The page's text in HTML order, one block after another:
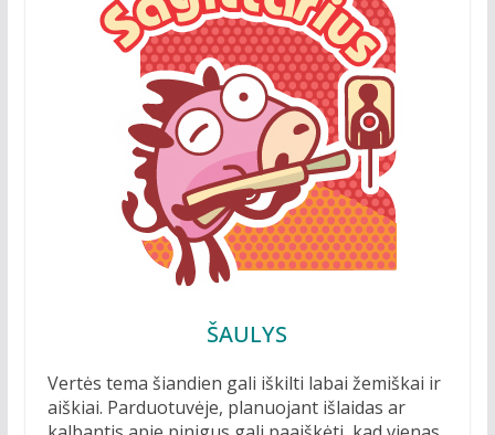
ŠAULYS
Vertės tema šiandien gali iškilti labai žemiškai ir
aiškiai. Parduotuvėje, planuojant išlaidas ar